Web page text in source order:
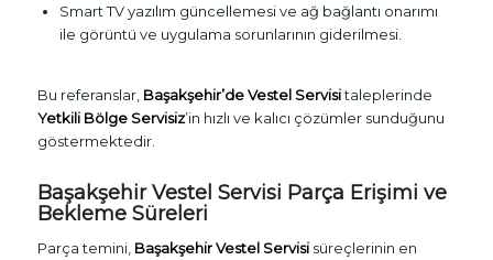
Smart TV yazılım güncellemesi ve ağ bağlantı onarımı
ile görüntü ve uygulama sorunlarının giderilmesi.
Bu referanslar, Başakşehir’de Vestel Servisitaleplerinde
Yetkili Bölge Servisiz’in hızlı ve kalıcı çözümler sunduğunu
göstermektedir.
Başakşehir Vestel Servisi Parça Erişimi ve
Bekleme Süreleri
Parça temini, Başakşehir Vestel Servisisüreçlerinin en